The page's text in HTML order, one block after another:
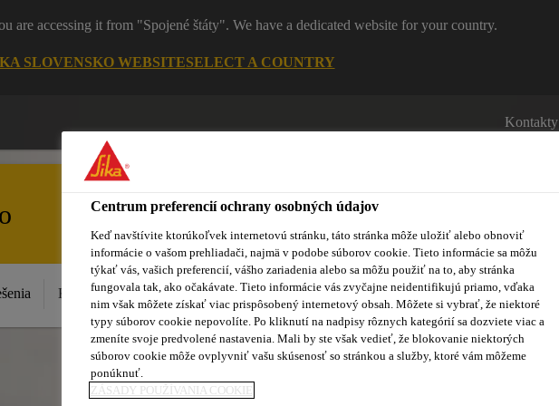
are accessing it from "Spojené štáty". We have a dedicated website for your country.
SLOVENSKO WEBSITESELECT A COUNTRY
Kontakty
Katalóg produktov Sikaflex® Purform® Blog Školenia Novinky
Centrum preferencií ochrany osobných údajov
Keď navštívite ktorúkoľvek internetovú stránku, táto stránka môže uložiť alebo obnoviť
informácie o vašom prehliadači, najmä v podobe súborov cookie. Tieto informácie sa môžu
týkať vás, vašich preferencií, vášho zariadenia alebo sa môžu použiť na to, aby stránka
fungovala tak, ako očakávate. Tieto informácie vás zvyčajne neidentifikujú priamo, vďaka
nim však môžete získať viac prispôsobený internetový obsah. Môžete si vybrať, že niektoré
typy súborov cookie nepovolíte. Po kliknutí na nadpisy rôznych kategórií sa dozviete viac a
zmeníte svoje predvolené nastavenia. Mali by ste však vedieť, že blokovanie niektorých
súborov cookie môže ovplyvniť vašu skúsenosť so stránkou a služby, ktoré vám môžeme
ponúknuť.
ZÁSADY POUŽÍVANIA COOKIE